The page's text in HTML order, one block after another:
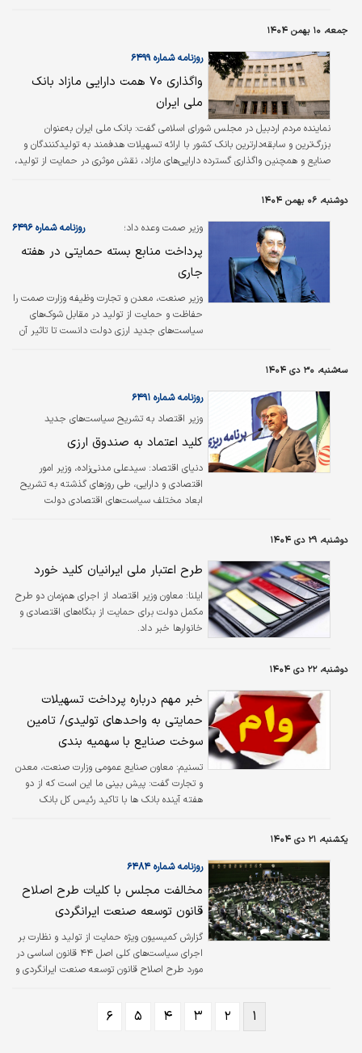
کشاورزی وارد است. اخذ عوارض واردات از
محصولات مورد بحث به افزایش‌ هزینه‌ تولید
محصولات کشاورزی و دامی از جمله گوشت قرمز و
مرغ و همچنین بخشی از کالاهای اساسی منجر
می‌شود. چنین‌ عوارضی در شرایط‌ تورمی حاکم بر
اقتصاد ایران‌ می‌تواند میزان مصرف…
جمعه، ۱۰ بهمن ۱۴۰۴
روزنامه شماره ۶۴۹۹
واگذاری ۷۰ همت دارایی مازاد بانک
ملی ایران
نماینده مردم اردبیل در مجلس شورای اسلامی گفت: بانک ملی ایران به‌عنوان
بزرگ‌ترین و سابقه‌‌دار‌ترین بانک کشور با ارائه تسهیلات هدفمند به تولیدکنندگان و
صنایع و همچنین واگذاری گسترده دارایی‌های مازاد، نقش موثری در حمایت از تولید،
دوشنبه، ۰۶ بهمن ۱۴۰۴
وزیر صمت وعده داد؛ روزنامه شماره ۶۴۹۶
پرداخت منابع بسته حمایتی در هفته
جاری
وزیر صنعت، معدن و تجارت وظیفه وزارت صمت را
حفاظت ‌و حمایت از تولید در مقابل شوک‌های
سیاست‌های جدید ارزی دولت دانست تا تاثیر آن
سه‌شنبه، ۳۰ دی ۱۴۰۴
وزیر اقتصاد به تشریح سیاست‌های جدید
اقتصادی دولت پرداخت
روزنامه شماره ۶۴۹۱
کلید اعتماد به صندوق ارزی
دنیای اقتصاد: سیدعلی مدنی‌زاده، وزیر امور
اقتصادی و دارایی، طی روزهای گذشته به تشریح
ابعاد مختلف سیاست‌های اقتصادی دولت
در عین حال به سیاست‌های دولت برای تامین
نقدینگی مورد نیاز بنگاه‌ها اشاره کرد. مدنی‌زاده در
این گفت‌وگو، از خلق نقدینگی هدفمند برای
حمایت از تولید سخن گفت و راهکارهای دولت را
برای مدیریت بازار ارز، از جمله تاسیس
دوشنبه، ۲۹ دی ۱۴۰۴
طرح اعتبار ملی ایرانیان کلید خورد
ایلنا: معاون وزیر اقتصاد از اجرای هم‌زمان دو طرح
مکمل دولت برای حمایت از بنگاه‌های اقتصادی و
خانوارها خبر داد.
دوشنبه، ۲۲ دی ۱۴۰۴
خبر مهم درباره پرداخت تسهیلات
حمایتی به واحد‌های تولیدی/ تامین
سوخت صنایع با سهمیه بندی
تسنیم: معاون صنایع عمومی وزارت صنعت، معدن
و تجارت گفت: پیش بینی ما این است که از دو
هفته آینده بانک ها با تاکید رئیس کل بانک
یکشنبه، ۲۱ دی ۱۴۰۴
روزنامه شماره ۶۴۸۴
مخالفت مجلس با کلیات طرح اصلاح
قانون توسعه صنعت ایرانگردی
گزارش کمیسیون ویژه حمایت از تولید و نظارت بر
اجرای سیاست‌های کلی اصل ۴۴ قانون اساسی در
مورد طرح اصلاح قانون توسعه صنعت ایرانگردی و
قانون توسعه صنعت ایرانگردی و جهانگردی
۱ ۲ ۳ ۴ ۵ ۶